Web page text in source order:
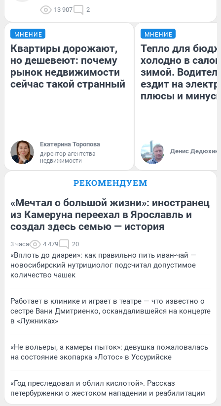
13 907 2
МНЕНИЕ
Квартиры дорожают,
но дешевеют: почему
рынок недвижимости
сейчас такой странный
Екатерина Торопова
директор агентства
недвижимости
МНЕНИЕ
Тепло для
холодно в
зимой.
ездит на
плюсы и
Денис Дедюхин
РЕКОМЕНДУЕМ
«Мечтал о большой жизни»: иностранец
из Камеруна переехал в Ярославль и
создал здесь семью — история
3 часа 4 479 20
«Вплоть до диареи»: как правильно пить иван-чай —
новосибирский нутрициолог подсчитал допустимое
количество чашек
Работает в клинике и играет в театре — что известно о
сестре Вани Дмитриенко, оскандалившейся на концерте
в «Лужниках»
«Не вольеры, а камеры пыток»: девушка пожаловалась
на состояние экопарка «Лотос» в Уссурийске
«Год преследовал и облил кислотой». Рассказ
петербурженки о жестоком нападении и реабилитации